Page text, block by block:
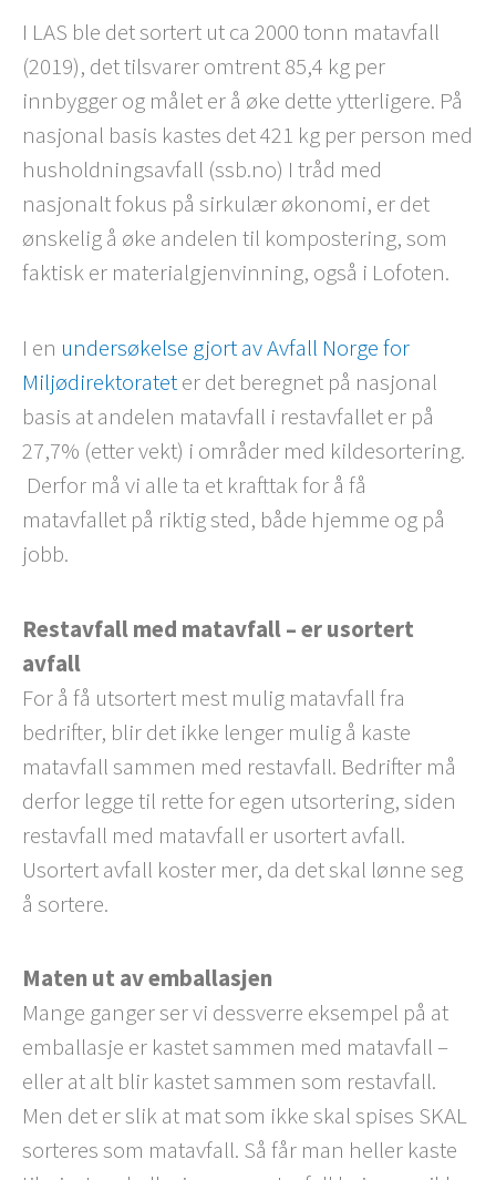
I LAS ble det sortert ut ca 2000 tonn matavfall
(2019), det tilsvarer omtrent 85,4 kg per
innbygger og målet er å øke dette ytterligere. På
nasjonal basis kastes det 421 kg per person med
husholdningsavfall (ssb.no) I tråd med
nasjonalt fokus på sirkulær økonomi, er det
ønskelig å øke andelen til kompostering, som
faktisk er materialgjenvinning, også i Lofoten.
I en undersøkelse gjort av Avfall Norge for
Miljødirektorateter det beregnet på nasjonal
basis at andelen matavfall i restavfallet er på
27,7% (etter vekt) i områder med kildesortering.
Derfor må vi alle ta et krafttak for å få
matavfallet på riktig sted, både hjemme og på
jobb.
Restavfall med matavfall – er usortert
avfall
For å få utsortert mest mulig matavfall fra
bedrifter, blir det ikke lenger mulig å kaste
matavfall sammen med restavfall. Bedrifter må
derfor legge til rette for egen utsortering, siden
restavfall med matavfall er usortert avfall.
Usortert avfall koster mer, da det skal lønne seg
å sortere.
Maten ut av emballasjen
Mange ganger ser vi dessverre eksempel på at
emballasje er kastet sammen med matavfall –
eller at alt blir kastet sammen som restavfall.
Men det er slik at mat som ikke skal spises SKAL
sorteres som matavfall. Så får man heller kaste